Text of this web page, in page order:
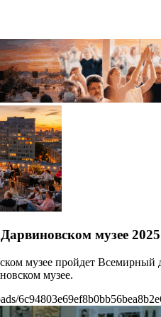
музее 2025
музее пройдет
музее.